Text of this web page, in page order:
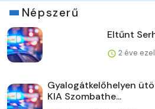
Népszerű
Eltűnt
2 éve
Gyalogátkelőhelyen
KIA Szombathe...